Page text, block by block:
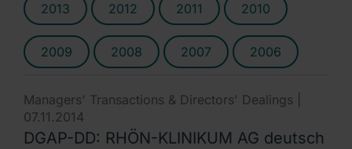
2013 2012 2011 2010
2009 2008 2007 2006
Managers' Transactions & Directors' Dealings |
07.11.2014
DGAP-DD: RHÖN-KLINIKUM AG deutsch